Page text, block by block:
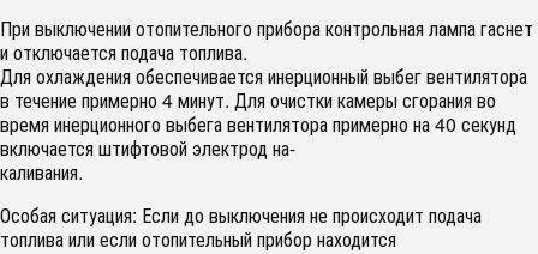
При выключении отопительного прибора контрольная лампа гаснет
и отключается подача топлива.
Для охлаждения обеспечивается инерционный выбег вентилятора
в течение примерно 4 минут. Для очистки камеры сгорания во
время инерционного выбега вентилятора примерно на 40 секунд
включается штифтовой электрод на-
каливания.
Особая ситуация: Если до выключения не происходит подача
топлива или если отопительный прибор находится